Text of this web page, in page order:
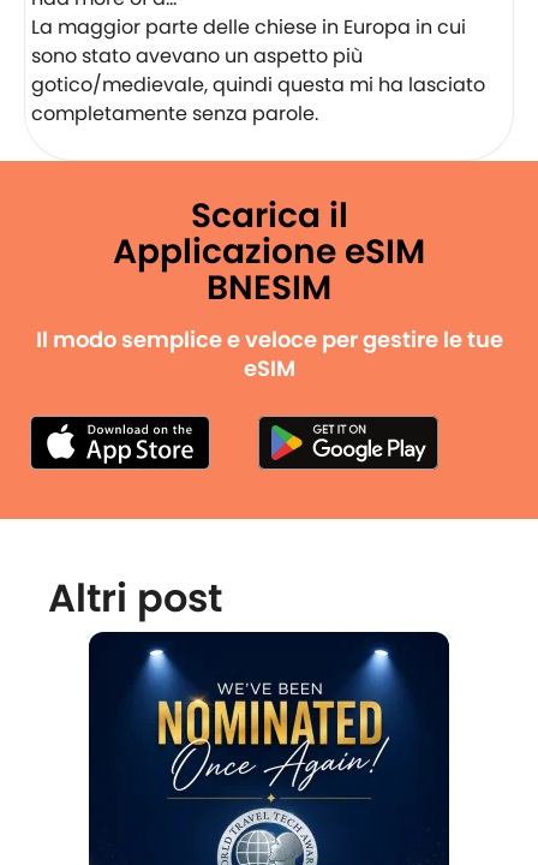
La maggior parte delle chiese in Europa in cui
sono stato avevano un aspetto più
gotico/medievale, quindi questa mi ha lasciato
completamente senza parole.
Scarica il
Applicazione eSIM
BNESIM
Il modo semplice e veloce per gestire le tue
eSIM
Altri post